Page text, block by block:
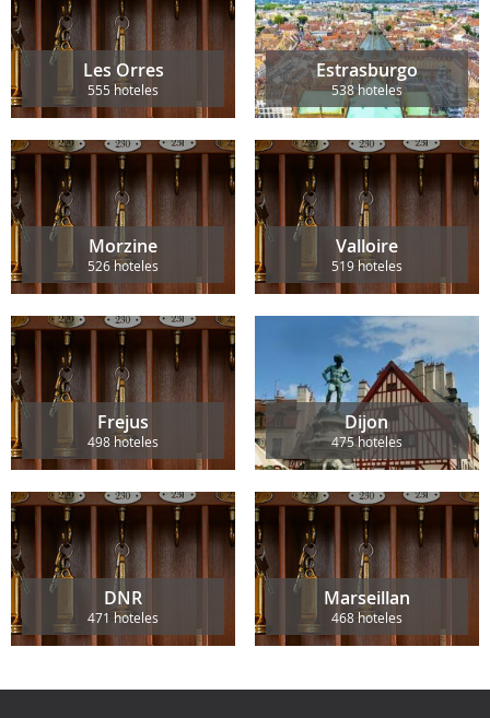
Les Orres
555 hoteles
Estrasburgo
538 hoteles
Morzine
526 hoteles
Valloire
519 hoteles
Frejus
498 hoteles
Dijon
475 hoteles
DNR
471 hoteles
Marseillan
468 hoteles